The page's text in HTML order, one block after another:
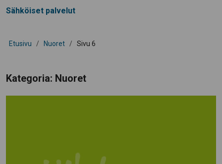
Sähköiset palvelut
Etusivu / Nuoret / Sivu 6
Kategoria: Nuoret